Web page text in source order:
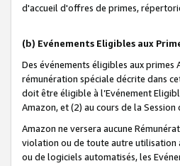
d'accueil d'offres de primes,
(b) Evénements Eligibles aux
Des événements éligibles aux primes
rémunération spéciale décrite dans
doit être éligible à l’Evénement
Amazon, et (2) au cours de la
Amazon ne versera aucune
violation ou de toute autre utilisation
ou de logiciels automatisés, les